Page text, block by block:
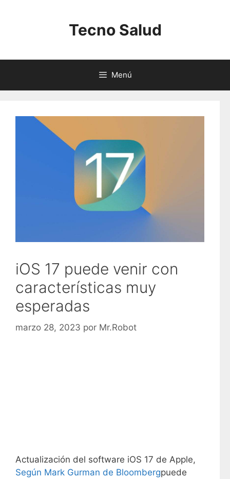
Tecno Salud
Menú
iOS 17 puede venir con
características muy
esperadas
marzo 28, 2023 por Mr.Robot
Actualización del software iOS 17 de Apple,
Según Mark Gurman de Bloombergpuede